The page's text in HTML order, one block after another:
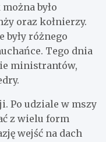
było
oraz kołnierzy.
były różnego
Tego dnia
ministrantów,
Po udziale w mszy
z wielu form
wejść na dach